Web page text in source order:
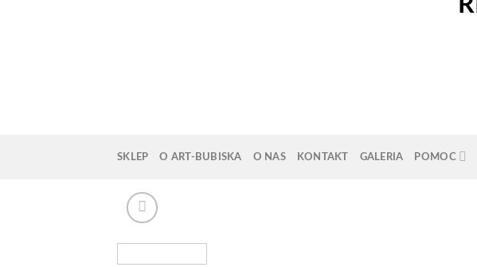
SKLEP O ART-BUBISKA O NAS KONTAKT GALERIA POMOC